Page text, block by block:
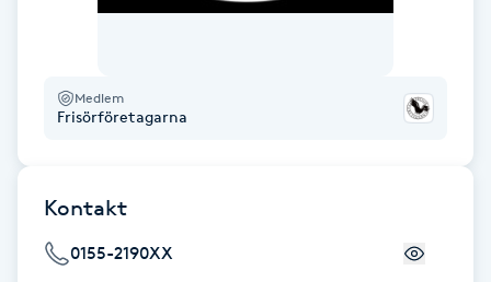
Fransförlängning Volym
Fransrengöring
Frekvensterapi
Medlem
Frisörföretagarna
Kontakt
0155-2190XX